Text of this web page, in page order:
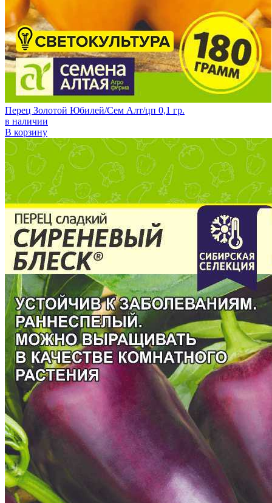
Перец Золотой Юбилей/Сем Алт/цп 0,1 гр.
в наличии
В корзину